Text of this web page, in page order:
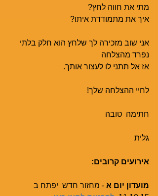
מתי את חווה לחץ?
איך את מתמודדת איתו?
אני שוב מזכירה לך שלחץ הוא חלק בלתי
נפרד מהצלחה
אז אל תתני לו לעצור אותך.
לחיי ההצלחה שלך!
חתימה  טובה
גלית
אירועים קרובים:
מועדון יום א - מחזור חדש  יפתח ב